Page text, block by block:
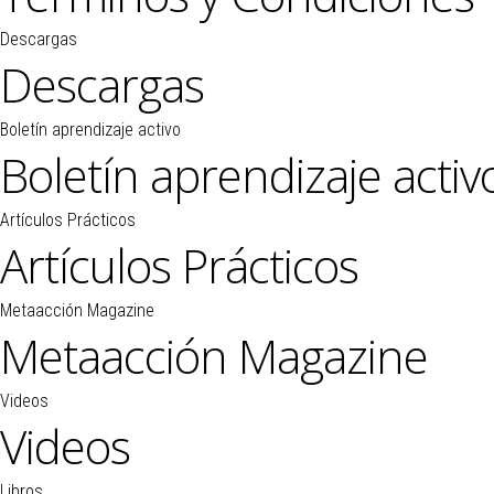
Descargas
Descargas
Boletín aprendizaje activo
Boletín aprendizaje
Artículos Prácticos
Artículos Prácticos
Metaacción Magazine
Metaacción Magazine
Videos
Videos